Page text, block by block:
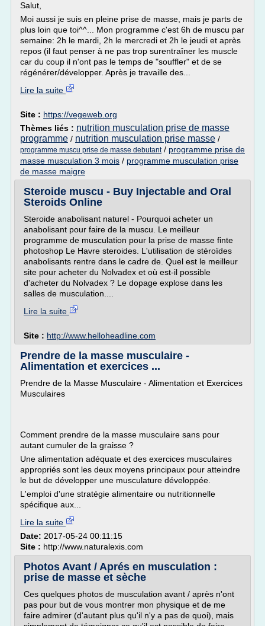
Salut,
Moi aussi je suis en pleine prise de masse, mais je parts de
plus loin que toi^^... Mon programme c'est 6h de muscu par
semaine: 2h le mardi, 2h le mercredi et 2h le jeudi et après
repos (il faut penser à ne pas trop surentraîner les muscle
car du coup il n'ont pas le temps de "souffler" et de se
régénérer/développer. Après je travaille des...
Lire la suite
Site : https://vegeweb.org
Thèmes liés : nutrition musculation prise de masse
programme / nutrition musculation prise masse /
programme muscu prise de masse debutant/ programme prise de
masse musculation 3 mois / programme musculation prise
de masse maigre
Steroide muscu - Buy Injectable and Oral
Steroids Online
Steroide anabolisant naturel - Pourquoi acheter un
anabolisant pour faire de la muscu. Le meilleur
programme de musculation pour la prise de masse finte
photoshop Le Havre steroides. L'utilisation de stéroïdes
anabolisants rentre dans le cadre de. Quel est le meilleur
site pour acheter du Nolvadex et où est-il possible
d'acheter du Nolvadex ? Le dopage explose dans les
salles de musculation....
Lire la suite
Site : http://www.helloheadline.com
Prendre de la masse musculaire -
Alimentation et exercices ...
Prendre de la Masse Musculaire - Alimentation et Exercices
Musculaires
Comment prendre de la masse musculaire sans pour
autant cumuler de la graisse ?
Une alimentation adéquate et des exercices musculaires
appropriés sont les deux moyens principaux pour atteindre
le but de développer une musculature développée.
L'emploi d'une stratégie alimentaire ou nutritionnelle
spécifique aux...
Lire la suite
Date: 2017-05-24 00:11:15
Site : http://www.naturalexis.com
Photos Avant / Aprés en musculation :
prise de masse et sèche
Ces quelques photos de musculation avant / après n'ont
pas pour but de vous montrer mon physique et de me
faire admirer (d'autant plus qu'il n'y a pas de quoi), mais